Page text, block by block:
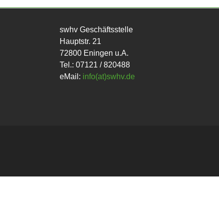
swhv Geschäftsstelle
Hauptstr. 21
72800 Eningen u.A.
Tel.: 07121 / 820488
eMail: info(at)swhv.de